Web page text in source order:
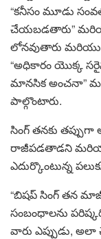
“కనీసం మూడు
చేయబడతారు”
లోనవుతారు
“అధికారం యొక్క
మానసిక అంచనా”
పాల్గొంటారు.
సింగ్ తనకు తప్పుగా
రాజీపడతాడని
ఎదుర్కొంటున్న
“బిషప్ సింగ్ తన
సంబంధాలను
వారు ఎప్పుడు,